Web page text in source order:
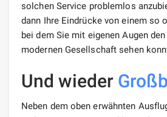
solchen Service problemlos
dann Ihre Eindrücke von einem so
bei dem Sie mit eigenen Augen den
modernen Gesellschaft sehen
Und wieder
Neben dem oben erwähnten